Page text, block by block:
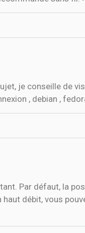
je conseille de
, debian ,
Par défaut, la
débit, vous